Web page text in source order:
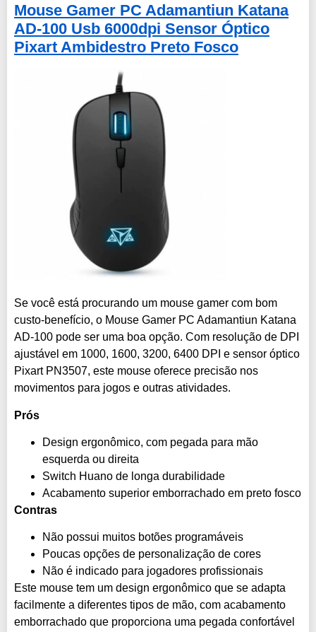
Mouse Gamer PC Adamantiun Katana
AD-100 Usb 6000dpi Sensor Óptico
Pixart Ambidestro Preto Fosco
Se você está procurando um mouse gamer com bom
custo-benefício, o Mouse Gamer PC Adamantiun Katana
AD-100 pode ser uma boa opção. Com resolução de DPI
ajustável em 1000, 1600, 3200, 6400 DPI e sensor óptico
Pixart PN3507, este mouse oferece precisão nos
movimentos para jogos e outras atividades.
Prós
Design ergonômico, com pegada para mão
esquerda ou direita
Switch Huano de longa durabilidade
Acabamento superior emborrachado em preto fosco
Contras
Não possui muitos botões programáveis
Poucas opções de personalização de cores
Não é indicado para jogadores profissionais
Este mouse tem um design ergonômico que se adapta
facilmente a diferentes tipos de mão, com acabamento
emborrachado que proporciona uma pegada confortável